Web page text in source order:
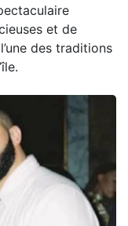
et de
des traditions